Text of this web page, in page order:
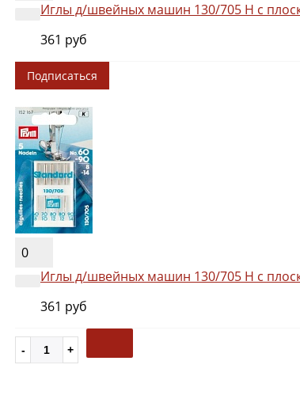
Иглы д/швейных машин 130/705 Н с
361 руб
Подписаться
0
Иглы д/швейных машин 130/705 Н с
361 руб